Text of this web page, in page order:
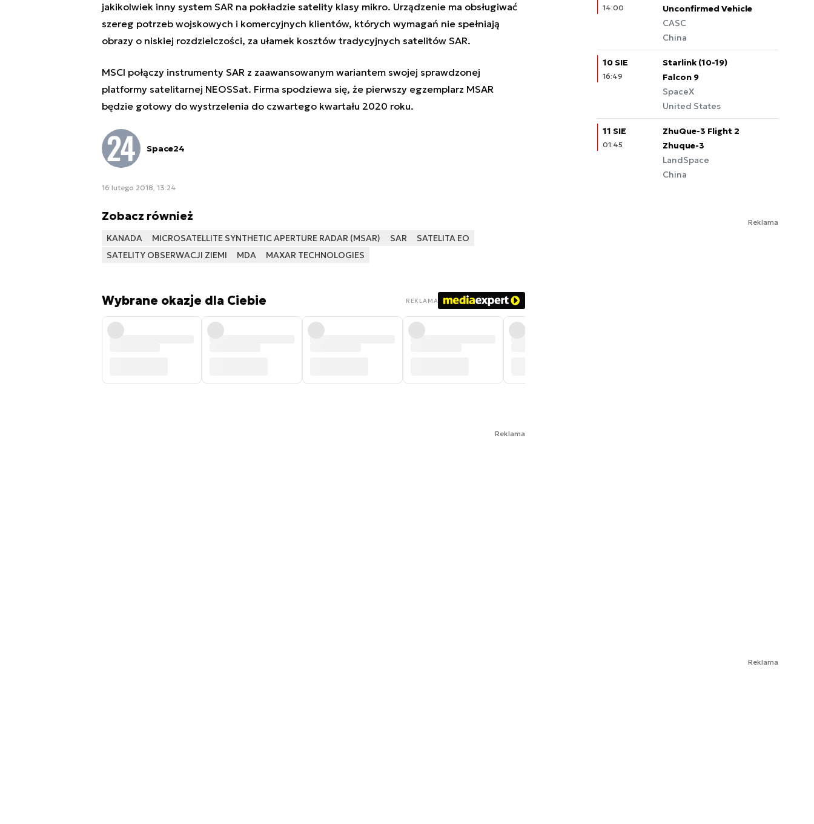
jakikolwiek inny system SAR na pokładzie satelity klasy mikro. Urządzenie ma obsługiwać
szereg potrzeb wojskowych i komercyjnych klientów, których wymagań nie spełniają
obrazy o niskiej rozdzielczości, za ułamek kosztów tradycyjnych satelitów SAR.
MSCI połączy instrumenty SAR z zaawansowanym wariantem swojej sprawdzonej
platformy satelitarnej NEOSSat. Firma spodziewa się, że pierwszy egzemplarz MSAR
będzie gotowy do wystrzelenia do czwartego kwartału 2020 roku.
Space24
16 lutego 2018, 13:24
Zobacz również
KANADA MICROSATELLITE SYNTHETIC APERTURE RADAR (MSAR) SAR
SATELITA EO
SATELITY OBSERWACJI ZIEMI
MDA MAXAR TECHNOLOGIES
Wybrane okazje dla Ciebie REKLAMA
Reklama
14:00
Unconfirmed Vehicle
CASC
China
10 SIE
16:49
Starlink (10-19)
Falcon 9
SpaceX
United States
11 SIE
01:45
ZhuQue-3 Flight 2
Zhuque-3
LandSpace
China
Reklama
Reklama